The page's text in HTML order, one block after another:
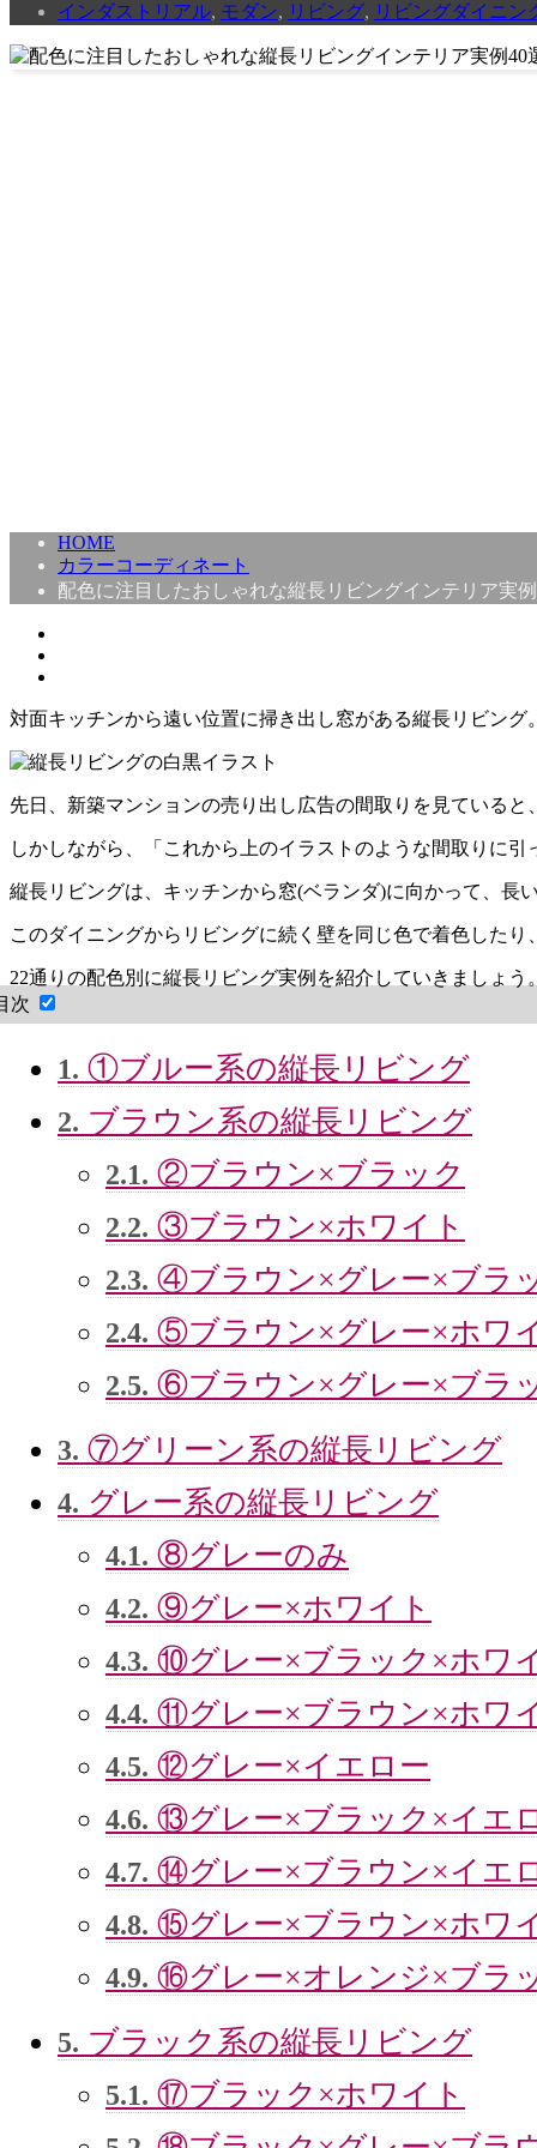
インダストリアル, モダン, リビング, リビングダイニン
HOME
カラーコーディネート
配色に注目したおしゃれな縦長リビングインテリア実例
対面キッチンから遠い位置に掃き出し窓がある縦長リビング。
先日、新築マンションの売り出し広告の間取りを見ている
しかしながら、「これから上のイラストのような間取りに
縦長リビングは、キッチンから窓(ベランダ)に向かって、長
このダイニングからリビングに続く壁を同じ色で着色した
22通りの配色別に縦長リビング実例を紹介していきましょう。
次
1. ①ブルー系の縦長リビング
2. ブラウン系の縦長リビング
2.1. ②ブラウン×ブラック
2.2. ③ブラウン×ホワイト
2.3. ④ブラウン×グレー×ブラ
2.4. ⑤ブラウン×グレー×ホワ
2.5. ⑥ブラウン×グレー×ブラ
3. ⑦グリーン系の縦長リビング
4. グレー系の縦長リビング
4.1. ⑧グレーのみ
4.2. ⑨グレー×ホワイト
4.3. ⑩グレー×ブラック×ホワ
4.4. ⑪グレー×ブラウン×ホワ
4.5. ⑫グレー×イエロー
4.6. ⑬グレー×ブラック×イエ
4.7. ⑭グレー×ブラウン×イエ
4.8. ⑮グレー×ブラウン×ホワ
4.9. ⑯グレー×オレンジ×ブラ
5. ブラック系の縦長リビング
5.1. ⑰ブラック×ホワイト